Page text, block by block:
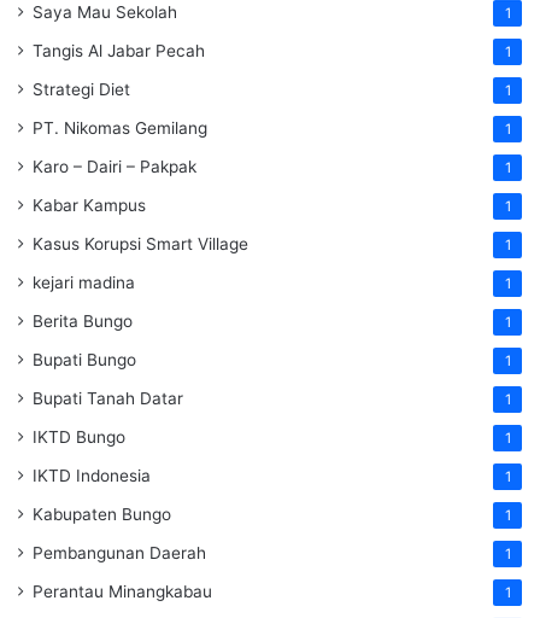
Saya Mau Sekolah 1
Tangis Al Jabar Pecah 1
Strategi Diet 1
PT. Nikomas Gemilang 1
Karo – Dairi – Pakpak 1
Kabar Kampus 1
Kasus Korupsi Smart Village 1
kejari madina 1
Berita Bungo 1
Bupati Bungo 1
Bupati Tanah Datar 1
IKTD Bungo 1
IKTD Indonesia 1
Kabupaten Bungo 1
Pembangunan Daerah 1
Perantau Minangkabau 1